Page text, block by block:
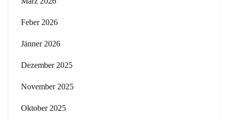
Feber 2026
Jänner 2026
Dezember 2025
November 2025
Oktober 2025